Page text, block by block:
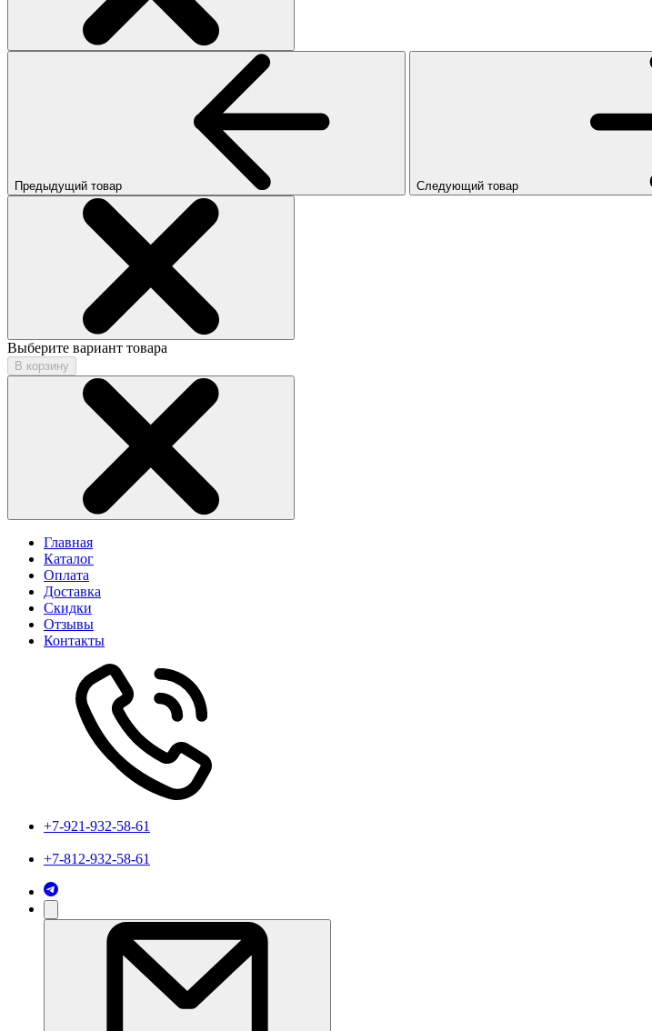
Предыдущий товар Следующий товар
Выберите вариант товара
В корзину
Главная
Каталог
Оплата
Доставка
Скидки
Отзывы
Контакты
+7-921-932-58-61
+7-812-932-58-61